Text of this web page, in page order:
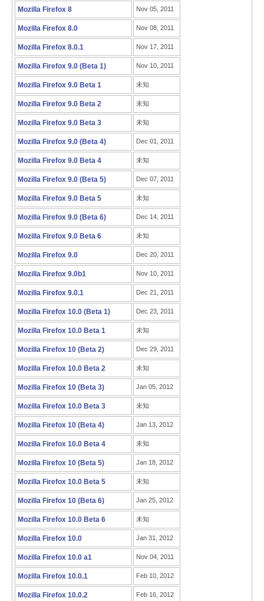
Mozilla Firefox 8 Nov 05, 2011
Mozilla Firefox 8.0 Nov 08, 2011
Mozilla Firefox 8.0.1 Nov 17, 2011
Mozilla Firefox 9.0 (Beta 1) Nov 10, 2011
Mozilla Firefox 9.0 Beta 1 未知
Mozilla Firefox 9.0 Beta 2 未知
Mozilla Firefox 9.0 Beta 3 未知
Mozilla Firefox 9.0 (Beta 4) Dec 01, 2011
Mozilla Firefox 9.0 Beta 4 未知
Mozilla Firefox 9.0 (Beta 5) Dec 07, 2011
Mozilla Firefox 9.0 Beta 5 未知
Mozilla Firefox 9.0 (Beta 6) Dec 14, 2011
Mozilla Firefox 9.0 Beta 6 未知
Mozilla Firefox 9.0 Dec 20, 2011
Mozilla Firefox 9.0b1 Nov 10, 2011
Mozilla Firefox 9.0.1 Dec 21, 2011
Mozilla Firefox 10.0 (Beta 1) Dec 23, 2011
Mozilla Firefox 10.0 Beta 1 未知
Mozilla Firefox 10 (Beta 2) Dec 29, 2011
Mozilla Firefox 10.0 Beta 2 未知
Mozilla Firefox 10 (Beta 3) Jan 05, 2012
Mozilla Firefox 10.0 Beta 3 未知
Mozilla Firefox 10 (Beta 4) Jan 13, 2012
Mozilla Firefox 10.0 Beta 4 未知
Mozilla Firefox 10 (Beta 5) Jan 18, 2012
Mozilla Firefox 10.0 Beta 5 未知
Mozilla Firefox 10 (Beta 6) Jan 25, 2012
Mozilla Firefox 10.0 Beta 6 未知
Mozilla Firefox 10.0 Jan 31, 2012
Mozilla Firefox 10.0 a1 Nov 04, 2011
Mozilla Firefox 10.0.1 Feb 10, 2012
Mozilla Firefox 10.0.2 Feb 16, 2012